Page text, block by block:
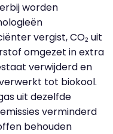
worden
vergist, CO₂ uit
omgezet in extra
verwijderd en
tot biokool.
uit dezelfde
verminderd
behouden